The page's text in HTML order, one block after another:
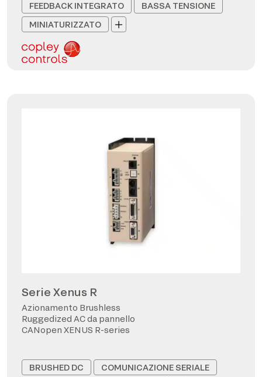
FEEDBACK INTEGRATO
BASSA TENSIONE
MINIATURIZZATO
Serie Xenus R
Azionamento Brushless
Ruggedized AC da pannello
CANopen XENUS R-series
BRUSHED DC
COMUNICAZIONE SERIALE